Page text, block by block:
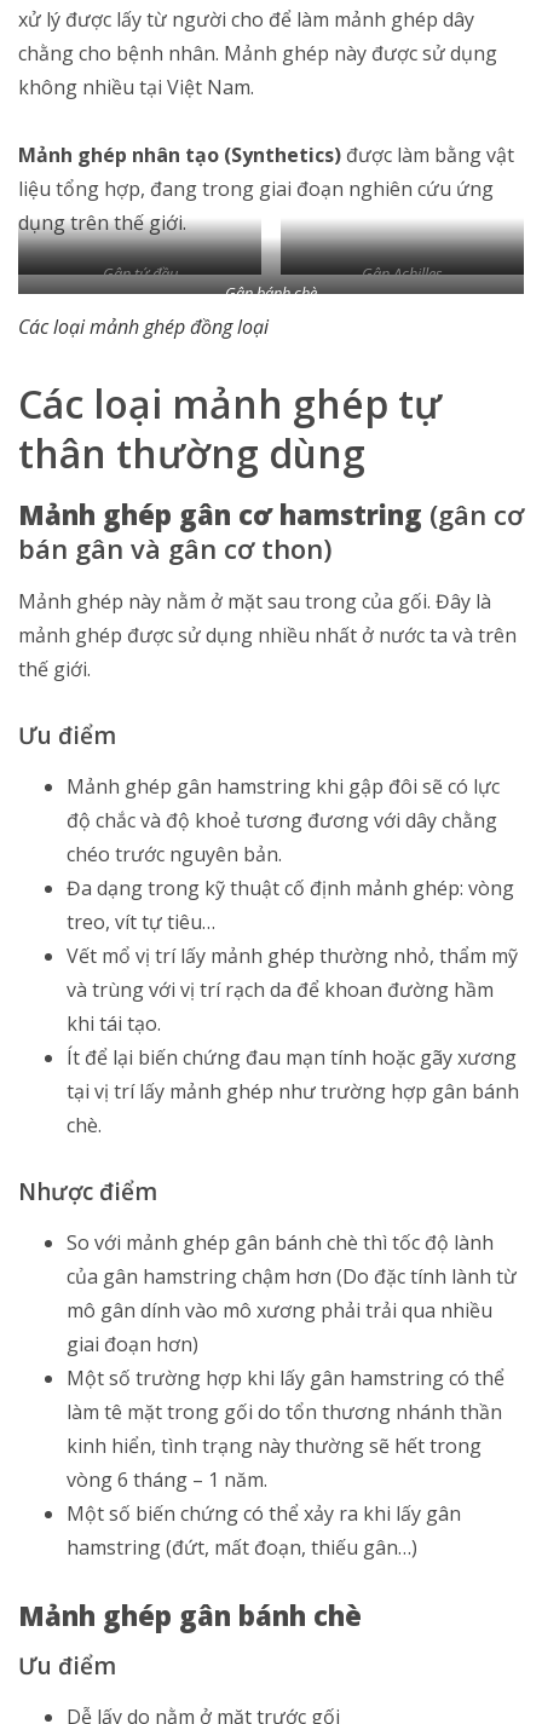
xử lý được lấy từ người cho để làm mảnh ghép dây
chằng cho bệnh nhân. Mảnh ghép này được sử dụng
không nhiều tại Việt Nam.
Mảnh ghép nhân tạo (Synthetics) được làm bằng vật
liệu tổng hợp, đang trong giai đoạn nghiên cứu ứng
dụng trên thế giới.
Gân tứ đầu
Gân Achilles
Gân bánh chè
Các loại mảnh ghép đồng loại
Các loại mảnh ghép tự
thân thường dùng
Mảnh ghép gân cơ hamstring (gân cơ
bán gân và gân cơ thon)
Mảnh ghép này nằm ở mặt sau trong của gối. Đây là
mảnh ghép được sử dụng nhiều nhất ở nước ta và trên
thế giới.
Ưu điểm
Mảnh ghép gân hamstring khi gập đôi sẽ có lực
độ chắc và độ khoẻ tương đương với dây chằng
chéo trước nguyên bản.
Đa dạng trong kỹ thuật cố định mảnh ghép: vòng
treo, vít tự tiêu…
Vết mổ vị trí lấy mảnh ghép thường nhỏ, thẩm mỹ
và trùng với vị trí rạch da để khoan đường hầm
khi tái tạo.
Ít để lại biến chứng đau mạn tính hoặc gãy xương
tại vị trí lấy mảnh ghép như trường hợp gân bánh
chè.
Nhược điểm
So với mảnh ghép gân bánh chè thì tốc độ lành
của gân hamstring chậm hơn (Do đặc tính lành từ
mô gân dính vào mô xương phải trải qua nhiều
giai đoạn hơn)
Một số trường hợp khi lấy gân hamstring có thể
làm tê mặt trong gối do tổn thương nhánh thần
kinh hiển, tình trạng này thường sẽ hết trong
vòng 6 tháng – 1 năm.
Một số biến chứng có thể xảy ra khi lấy gân
hamstring (đứt, mất đoạn, thiếu gân…)
Mảnh ghép gân bánh chè
Ưu điểm
Dễ lấy do nằm ở mặt trước gối